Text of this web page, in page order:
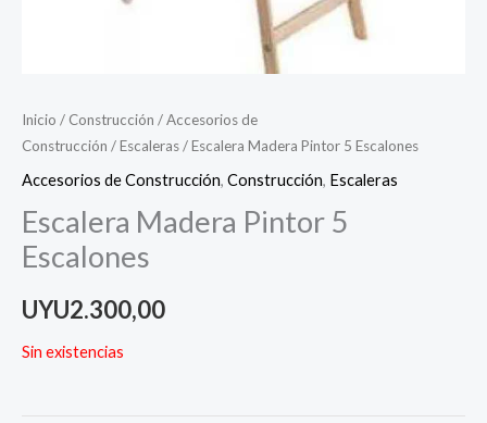
Inicio / Construcción /Accesorios de
Construcción /Escaleras/ Escalera Madera Pintor 5 Escalones
Accesorios de Construcción, Construcción, Escaleras
Escalera Madera Pintor 5
Escalones
UYU2.300,00
Sin existencias